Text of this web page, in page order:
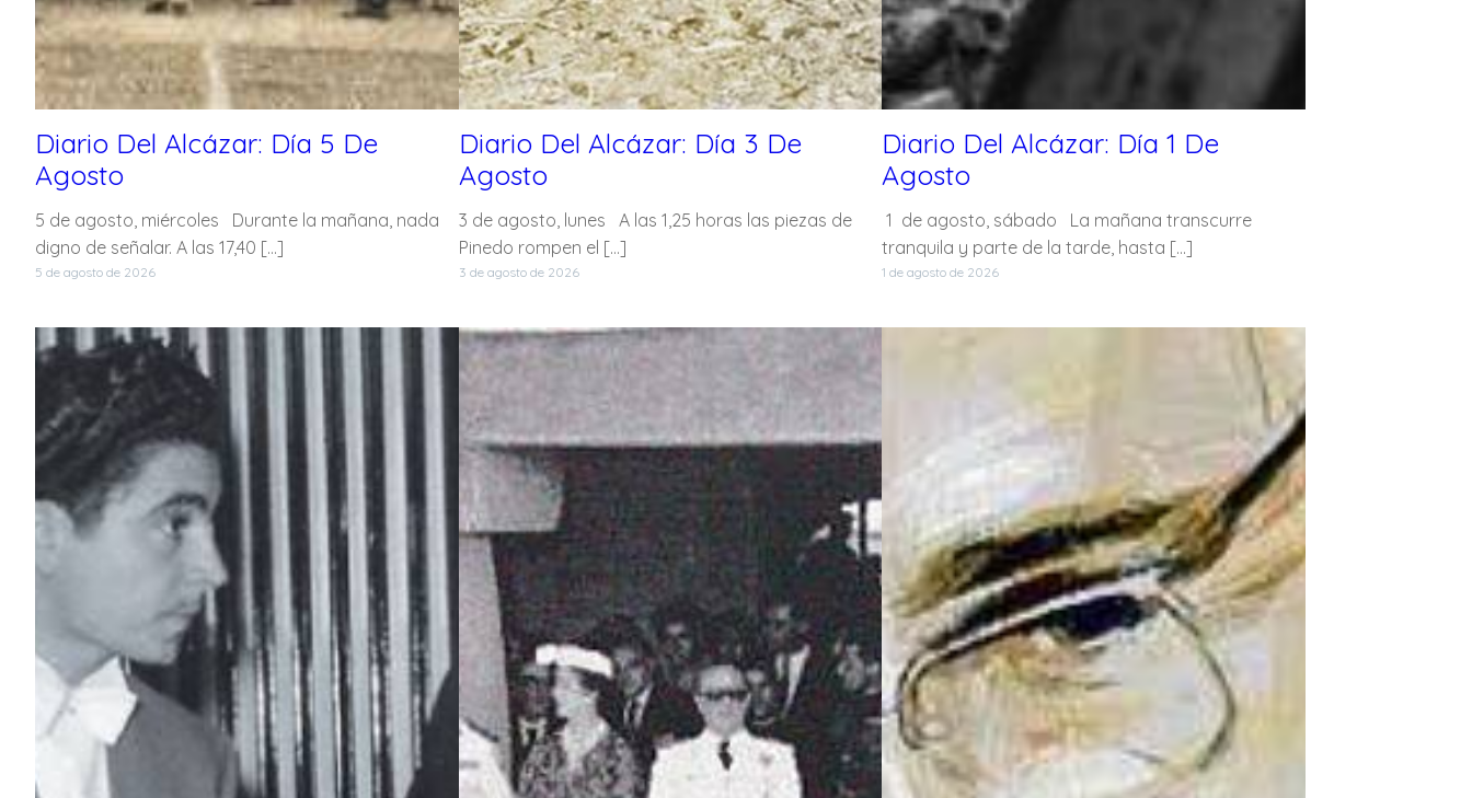
Diario Del Alcázar: Día 5 De
Agosto
5 de agosto, miércoles Durante la mañana, nada
digno de señalar. A las 17,40 […]
5 de agosto de 2026
Diario Del Alcázar: Día 3 De
Agosto
3 de agosto, lunes A las 1,25 horas las piezas de
Pinedo rompen el […]
3 de agosto de 2026
Diario Del Alcázar: Día 1 De
Agosto
1 de agosto, sábado La mañana transcurre
tranquila y parte de la tarde, hasta […]
1 de agosto de 2026